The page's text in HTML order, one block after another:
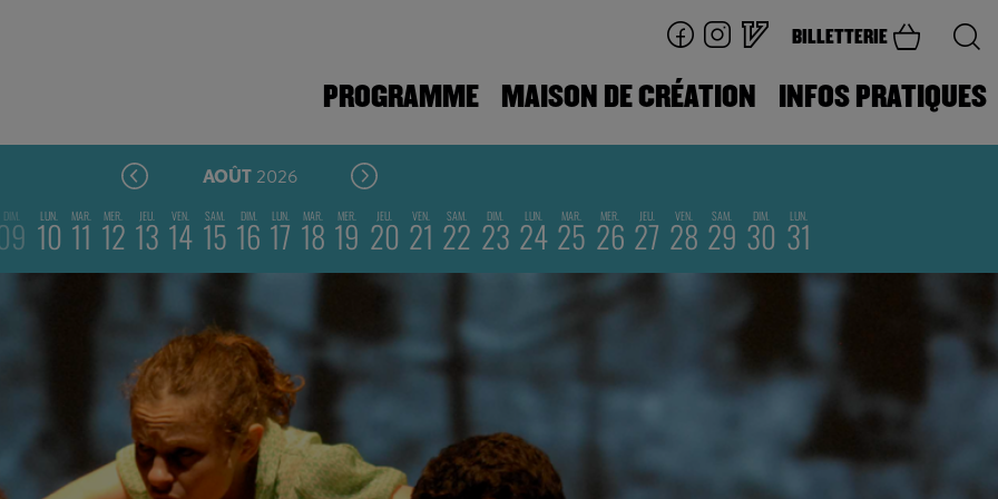
BILLETTERIE
PROGRAMME MAISON DE CRÉATION INFOS PRATIQUES
AOÛT 2026
DIM. LUN.
10 MAR.
11 MER.
12 JEU.
13 VEN.
14 SAM.
15 DIM.
16 LUN.
17 MAR.
18 MER.
19 JEU.
20 VEN.
21 SAM.
22 DIM.
23 LUN.
24 MAR.
25 MER.
26 JEU.
27 VEN.
28 SAM.
29 DIM.
30 LUN.
31